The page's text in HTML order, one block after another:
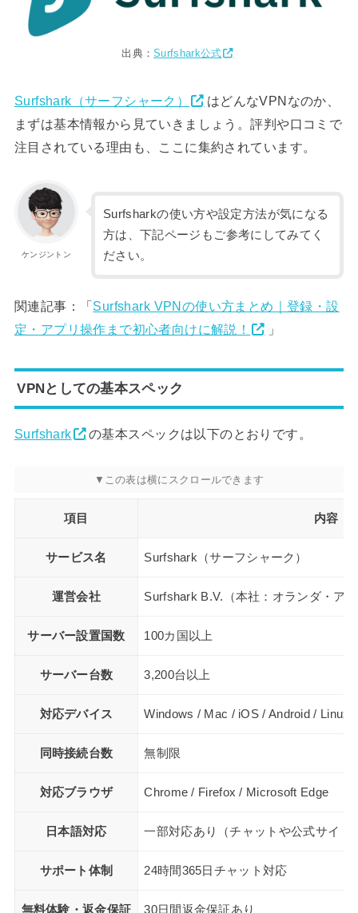
出典：Surfshark公式
Surfshark（サーフシャーク）
はどんなVPNなのか、
まずは基本情報から見ていきましょう。評判や口コミで
注目されている理由も、ここに集約されています。
ケンジントン
Surfsharkの使い方や設定方法が気になる
方は、下記ページもご参考にしてみてく
ださい。
関連記事：「Surfshark VPNの使い方まとめ｜登録・設
定・アプリ操作まで初心者向けに解説！
」
VPNとしての基本スペック
Surfshark の基本スペックは以下のとおりです。
項目 内容
サービス名 Surfshark（サーフシャーク）
運営会社 Surfshark B.V.（本社：オランダ・ア
サーバー設置国数 100カ国以上
サーバー台数 3,200台以上
対応デバイス Windows / Mac / iOS / Android / Linux
同時接続台数 無制限
対応ブラウザ Chrome / Firefox / Microsoft Edge
日本語対応 一部対応あり（チャットや公式サイト
サポート体制 24時間365日チャット対応
無料体験・返金保証 30日間返金保証あり